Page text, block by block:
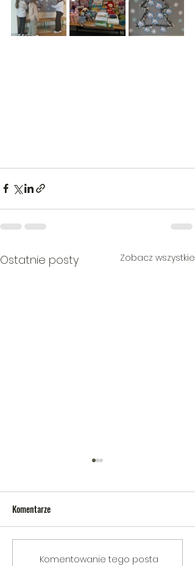
Ostatnie posty Zobacz wszystkie
V Gminny Turniej Szachowy o
Komentarze
Komentowanie tego posta